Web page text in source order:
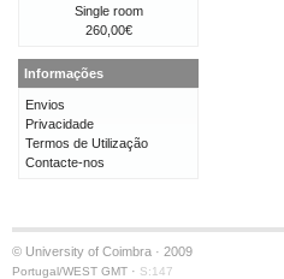
Single room
260,00€
Informações
Envios
Privacidade
Termos de Utilização
Contacte-nos
© University of Coimbra · 2009
Portugal/WEST GMT · S:147